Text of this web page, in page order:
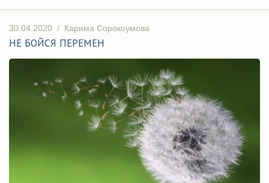
30.04.2020 / Карима Сорокоумова
НЕ БОЙСЯ ПЕРЕМЕН